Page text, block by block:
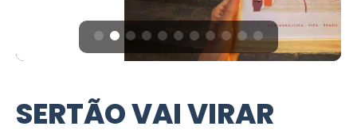
SERTÃO VAI VIRAR